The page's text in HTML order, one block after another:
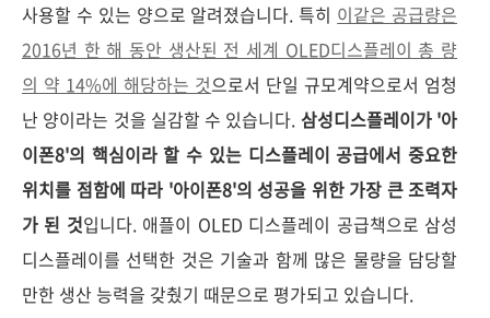
사용할 수 있는 양으로 알려졌습니다. 특히 이같은 공급량은
2016년 한 해 동안 생산된 전 세계 OLED디스플레이 총 량
의 약 14%에 해당하는 것으로서 단일 규모계약으로서 엄청
난 양이라는 것을 실감할 수 있습니다. 삼성디스플레이가 '아
이폰8'의 핵심이라 할 수 있는 디스플레이 공급에서 중요한
위치를 점함에 따라 '아이폰8'의 성공을 위한 가장 큰 조력자
가 된 것입니다.애플이 OLED 디스플레이 공급책으로 삼성
디스플레이를 선택한 것은 기술과 함께 많은 물량을 담당할
만한 생산 능력을 갖췄기 때문으로 평가되고 있습니다.